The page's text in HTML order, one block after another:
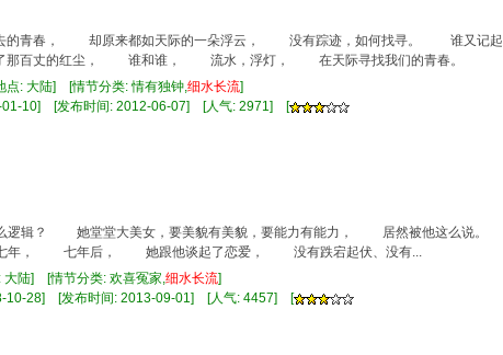
青春， 却原来都如天际的一朵浮云， 没有踪迹，如何找寻。 谁又记起
那百丈的红尘， 谁和谁， 流水，浮灯， 在天际寻找我们的青春。
点: 大陆] [情节分类: 情有独钟,细水长流]
01-10] [发布时间: 2012-06-07] [人气: 2971] [
？ 她堂堂大美女，要美貌有美貌，要能力有能力， 居然被他这么说。
七年， 七年后， 她跟他谈起了恋爱， 没有跌宕起伏、没有...
大陆] [情节分类: 欢喜冤家,细水长流]
10-28] [发布时间: 2013-09-01] [人气: 4457] [